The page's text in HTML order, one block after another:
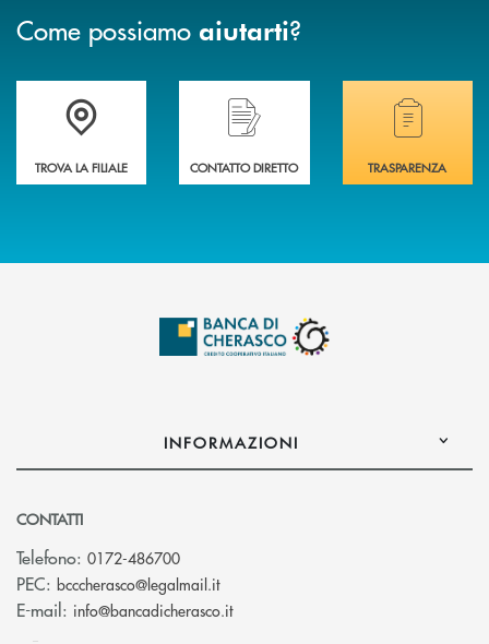
Come possiamo aiutarti?
Accedi all' elenco completo delle filiali .
TROVA LA FILIALE
Hai bisogno di assistenza immediata?
CONTATTO DIRETTO
Hai bisogno di
TRASPARENZA
INFORMAZIONI
CONTATTI
Telefono: 0172-486700
PEC: bcccherasco@legalmail.it(si apre l’app di posta elettronica)
E-mail: info@bancadicherasco.it(si apre l’app di posta elettronica)